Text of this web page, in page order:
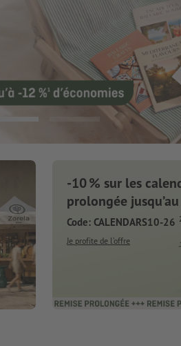
-10 % sur les
prolongée
Code: CALENDARS10-26
Je profite de l’offre